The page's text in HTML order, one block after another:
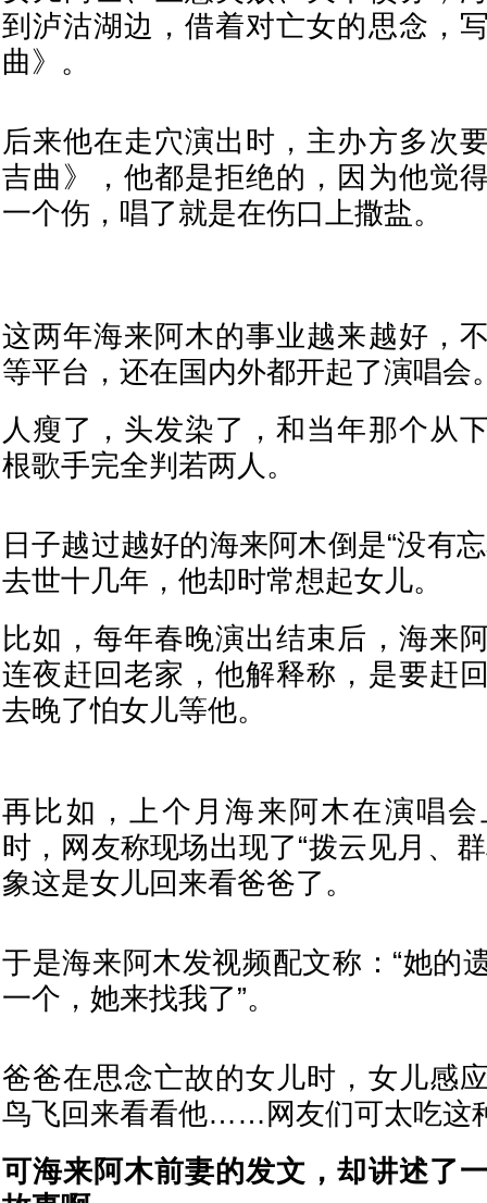
到泸沽湖边，借着对亡女的思念，
曲》。
后来他在走穴演出时，主办方多次
吉曲》，他都是拒绝的，因为他觉
一个伤，唱了就是在伤口上撒盐。
这两年海来阿木的事业越来越好，
等平台，还在国内外都开起了演唱会
人瘦了，头发染了，和当年那个从
根歌手完全判若两人。
日子越过越好的海来阿木倒是“没有
去世十几年，他却时常想起女儿。
比如，每年春晚演出结束后，海来
连夜赶回老家，他解释称，是要赶
去晚了怕女儿等他。
再比如，上个月海来阿木在演唱
时，网友称现场出现了“拨云见月、
象这是女儿回来看爸爸了。
于是海来阿木发视频配文称：“她的
一个，她来找我了”。
爸爸在思念亡故的女儿时，女儿感
鸟飞回来看看他……网友们可太吃这
可海来阿木前妻的发文，却讲述了